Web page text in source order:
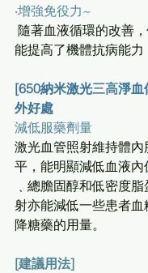
‧增強免役力~
能提高了機體抗病能力
[650納米激光三高淨血
外好處
減低服藥劑量
激光血管照射維持體內
平，能明顯減低血液
﹑總膽固醇和低密度
射亦能減低一些患者
降糖藥的用量。
[建議用法]